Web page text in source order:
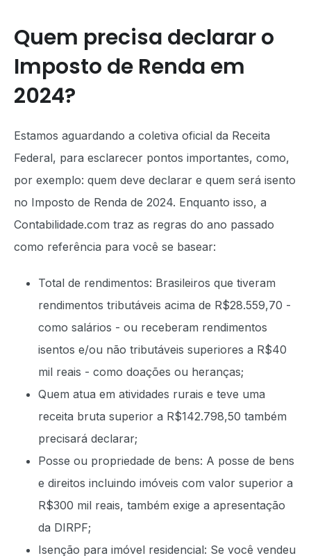
Quem precisa declarar o
Imposto de Renda em
2024?
Estamos aguardando a coletiva oficial da Receita
Federal, para esclarecer pontos importantes, como,
por exemplo: quem deve declarar e quem será isento
no Imposto de Renda de 2024. Enquanto isso, a
Contabilidade.com traz as regras do ano passado
como referência para você se basear:
Total de rendimentos: Brasileiros que tiveram
rendimentos tributáveis acima de R$28.559,70 -
como salários - ou receberam rendimentos
isentos e/ou não tributáveis superiores a R$40
mil reais - como doações ou heranças;
Quem atua em atividades rurais e teve uma
receita bruta superior a R$142.798,50 também
precisará declarar;
Posse ou propriedade de bens: A posse de bens
e direitos incluindo imóveis com valor superior a
R$300 mil reais, também exige a apresentação
da DIRPF;
Isenção para imóvel residencial: Se você vendeu